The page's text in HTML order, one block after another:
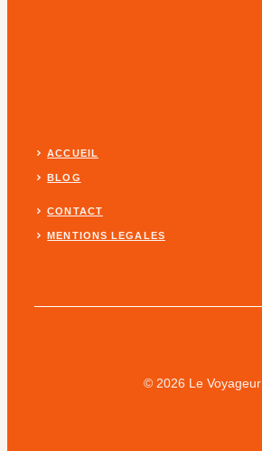
ACCUEIL
BLOG
CONTACT
MENTIONS LEGALES
© 2026 Le Voyageur